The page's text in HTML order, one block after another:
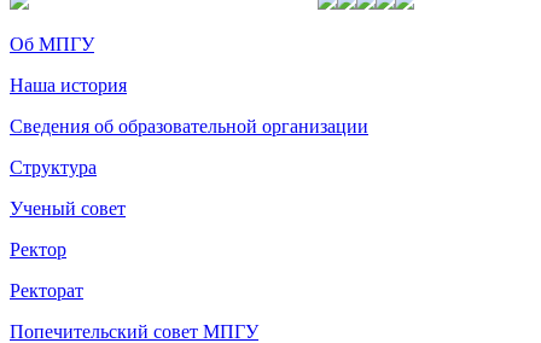
Об МПГУ
Наша история
Сведения об образовательной организации
Структура
Ученый совет
Ректор
Ректорат
Попечительский совет МПГУ